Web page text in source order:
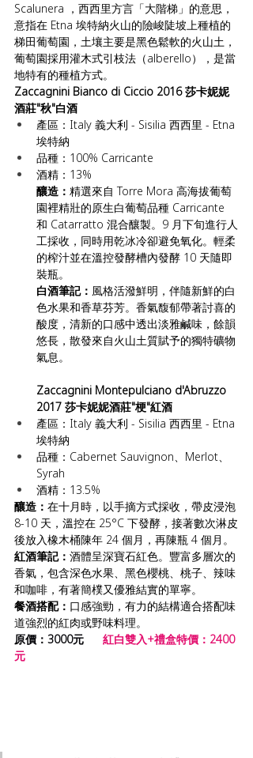
Scalunera ，西西里方言「大階梯」的意思，
意指在 Etna 埃特納火山的險峻陡坡上種植的
梯田葡萄園，土壤主要是黑色鬆軟的火山土，
葡萄園採用灌木式引枝法（alberello），是當
地特有的種植方式。
Zaccagnini Bianco di Ciccio 2016 莎卡妮妮
酒莊"秋"白酒
產區：Italy 義大利 - Sisilia 西西里 - Etna
埃特納
品種：100% Carricante
酒精：13%
釀造： 精選來自 Torre Mora 高海拔葡萄
園裡精壯的原生白葡萄品種 Carricante
和 Catarratto 混合釀製。9 月下旬進行人
工採收，同時用乾冰冷卻避免氧化。輕柔
的榨汁並在溫控發酵槽內發酵 10 天隨即
裝瓶。
白酒筆記： 風格活潑鮮明，伴隨新鮮的白
色水果和香草芬芳。香氣馥郁帶著討喜的
酸度，清新的口感中透出淡雅鹹味，餘韻
悠長，散發來自火山土質賦予的獨特礦物
氣息。
Zaccagnini Montepulciano d'Abruzzo
2017 莎卡妮妮酒莊"梗"紅酒
產區：Italy 義大利 - Sisilia 西西里 - Etna
埃特納
品種：Cabernet Sauvignon、Merlot、
Syrah
酒精：13.5%
釀造： 在十月時，以手摘方式採收，帶皮浸泡
8-10 天，溫控在 25°C 下發酵，接著數次淋皮
後放入橡木桶陳年 24 個月，再陳瓶 4 個月。
紅酒筆記： 酒體呈深寶石紅色。豐富多層次的
香氣，包含深色水果、黑色櫻桃、桃子、辣味
和咖啡，有著簡樸又優雅結實的單寧。
餐酒搭配： 口感強勁，有力的結構適合搭配味
道強烈的紅肉或野味料理。
原價：3000元
紅白雙入+禮盒特價：2400
元